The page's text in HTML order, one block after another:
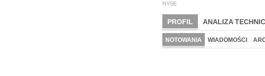
NYSE
PROFIL ANALIZA
NOTOWANIA WIADOMOŚCI